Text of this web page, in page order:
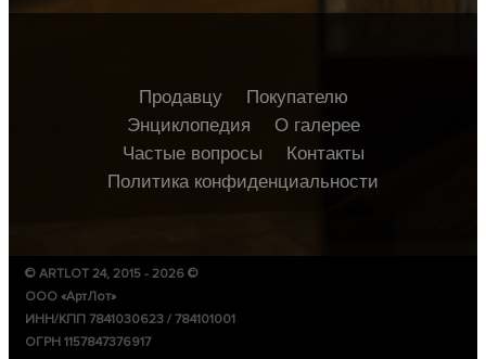
Продавцу
Покупателю
Энциклопедия
О галерее
Частые вопросы
Контакты
Политика конфиденциальности
© ARTLOT 24, 2015 - 2026 ©
ООО «АртЛот»
ИНН/КПП 7841030623 / 784101001
ОГРН 1157847376917